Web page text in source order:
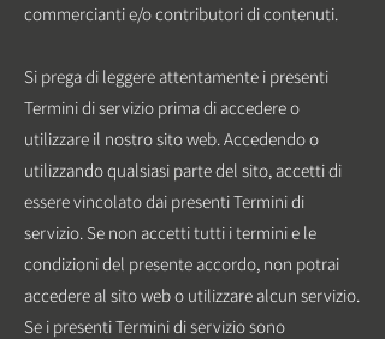
commercianti e/o contributori di contenuti.
Si prega di leggere attentamente i presenti
Termini di servizio prima di accedere o
utilizzare il nostro sito web. Accedendo o
utilizzando qualsiasi parte del sito, accetti di
essere vincolato dai presenti Termini di
servizio. Se non accetti tutti i termini e le
condizioni del presente accordo, non potrai
accedere al sito web o utilizzare alcun servizio.
Se i presenti Termini di servizio sono